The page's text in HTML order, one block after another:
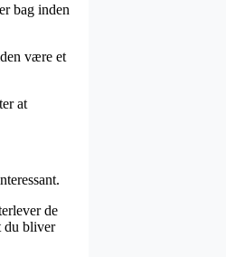
bag inden
være et
at
de
du bliver